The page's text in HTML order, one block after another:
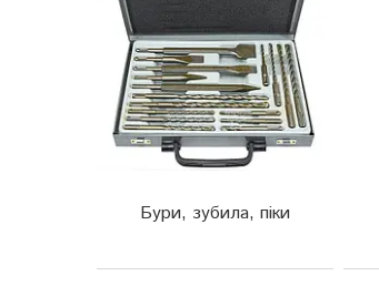
Бури, зубила, піки